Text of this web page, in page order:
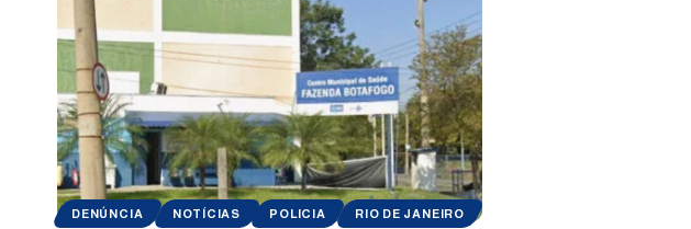
DENÚNCIA NOTÍCIAS POLICIA RIO DE JANEIRO